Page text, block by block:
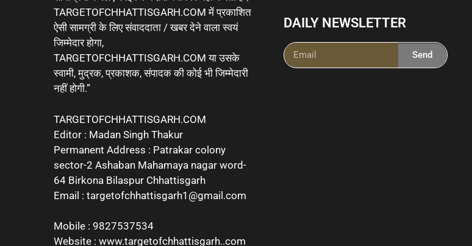
TARGETOFCHHATTISGARH.COM में प्रकाशित
ऐसी सामग्री के लिए संवाददाता / खबर देने वाला स्वयं
जिम्मेदार होगा,
TARGETOFCHHATTISGARH.COM या उसके
स्वामी, मुद्रक, प्रकाशक, संपादक की कोई भी जिम्मेदारी
नहीं होगी.”
TARGETOFCHHATTISGARH.COM
Editor : Madan Singh Thakur
Permanent Address : Patrakar colony
sector-2 Ashaban Mahamaya nagar word-
64 Birkona Bilaspur Chhattisgarh
Email : targetofchhattisgarh1@gmail.com
Mobile : 9827537534
Website : www.targetofchhattisgarh..com
DAILY NEWSLETTER
Send